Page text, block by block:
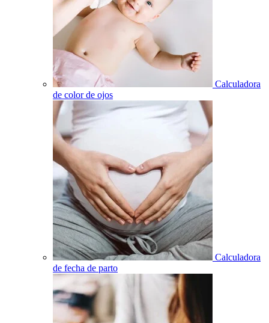
Calculadora
de color de ojos
Calculadora
de fecha de parto